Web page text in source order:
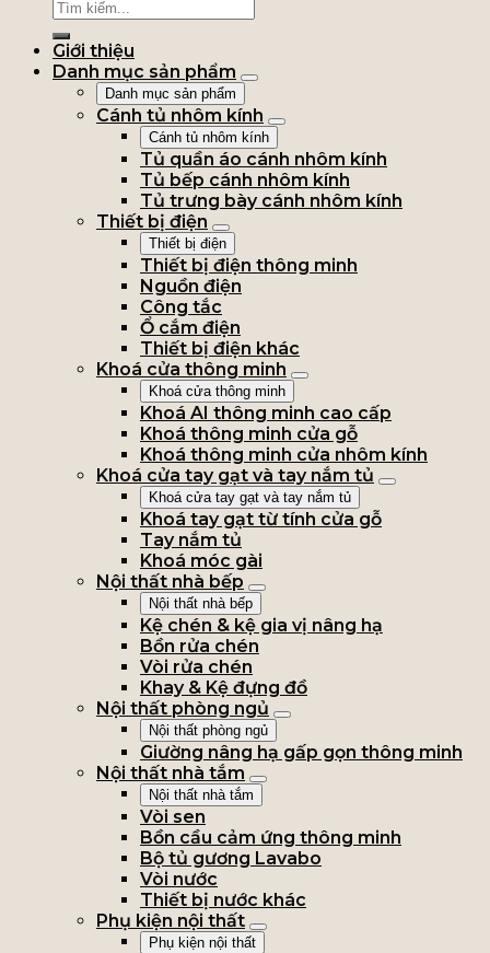
Giới thiệu
Danh mục sản phẩm
Danh mục sản phẩm
Cánh tủ nhôm kính
Cánh tủ nhôm kính
Tủ quần áo cánh nhôm kính
Tủ bếp cánh nhôm kính
Tủ trưng bày cánh nhôm kính
Thiết bị điện
Thiết bị điện
Thiết bị điện thông minh
Nguồn điện
Công tắc
Ổ cắm điện
Thiết bị điện khác
Khoá cửa thông minh
Khoá cửa thông minh
Khoá AI thông minh cao cấp
Khoá thông minh cửa gỗ
Khoá thông minh cửa nhôm kính
Khoá cửa tay gạt và tay nắm tủ
Khoá cửa tay gạt và tay nắm tủ
Khoá tay gạt từ tính cửa gỗ
Tay nắm tủ
Khoá móc gài
Nội thất nhà bếp
Nội thất nhà bếp
Kệ chén & kệ gia vị nâng hạ
Bồn rửa chén
Vòi rửa chén
Khay & Kệ đựng đồ
Nội thất phòng ngủ
Nội thất phòng ngủ
Giường nâng hạ gấp gọn thông minh
Nội thất nhà tắm
Nội thất nhà tắm
Vòi sen
Bồn cầu cảm ứng thông minh
Bộ tủ gương Lavabo
Vòi nước
Thiết bị nước khác
Phụ kiện nội thất
Phụ kiện nội thất